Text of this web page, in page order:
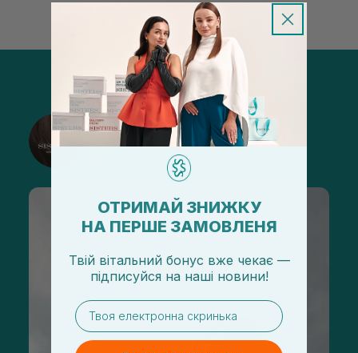
@sisters_stelmakh в Instagram
ОТРИМАЙ ЗНИЖКУ
НА ПЕРШЕ ЗАМОВЛЕНЯ
Твій вітальний бонус вже чекає —
підписуйся на наші новини!
email